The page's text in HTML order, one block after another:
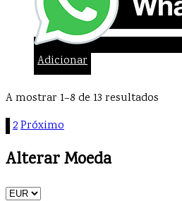
Adicionar
A mostrar 1–8 de 13 resultados
2Próximo
Alterar Moeda